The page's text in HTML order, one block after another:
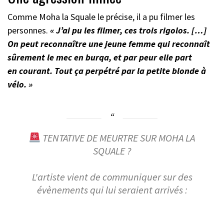
Comme Moha la Squale le précise, il a pu filmer les
personnes. « J’ai pu les filmer, ces trois rigolos. […]
On peut reconnaître une jeune femme qui reconnaît
sûrement le mec en burqa, et par peur elle part
en courant. Tout ça perpétré par la petite blonde à
vélo. »
TENTATIVE DE MEURTRE SUR MOHA LA
SQUALE ?
L'artiste vient de communiquer sur des
évènements qui lui seraient arrivés :